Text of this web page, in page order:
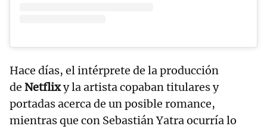
Hace días, el intérprete de la producción
de Netflixy la artista copaban titulares y
portadas acerca de un posible romance,
mientras que con Sebastián Yatra ocurría lo